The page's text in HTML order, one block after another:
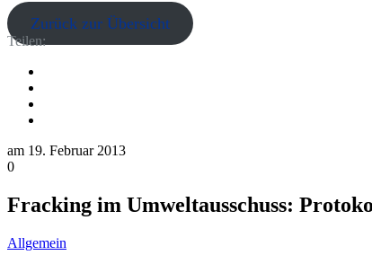
Zurück zur Übersicht
Teilen:
am 19. Februar 2013
0
Fracking im Umweltausschuss:
Allgemein